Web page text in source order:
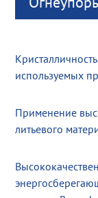
используемых
Применение
литьевого